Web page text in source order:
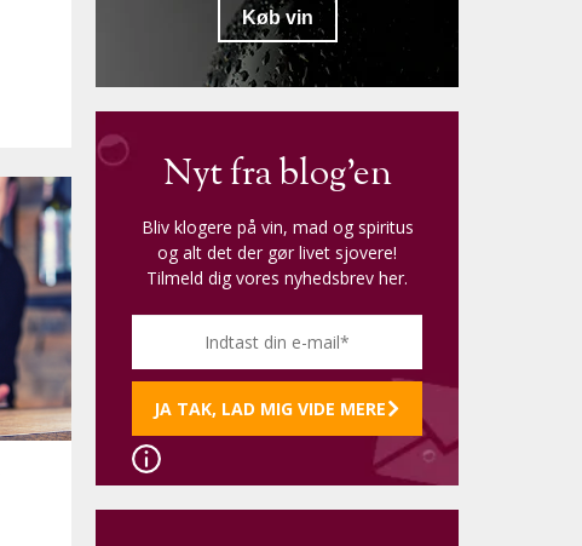
Køb vin
Nyt fra blog'en
Bliv klogere på vin, mad og spiritus
og alt det der gør livet sjovere!
Tilmeld dig vores nyhedsbrev her.